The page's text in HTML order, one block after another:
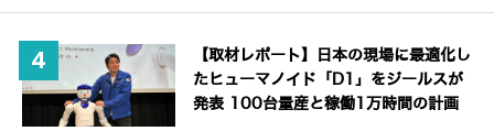
【取材レポート】日本の現場に最適化し
たヒューマノイド「D1」をジールスが
発表 100台量産と稼働1万時間の計画